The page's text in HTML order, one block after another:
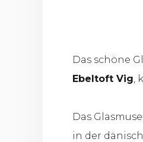
Das schöne
Ebeltoft Vig,
Das
in der